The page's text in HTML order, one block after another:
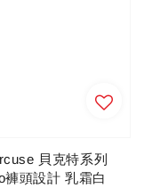
貝克特系列
褲頭設計 乳霜白